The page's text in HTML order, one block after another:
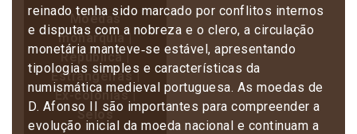
Moedas
monarquia |
República |
Estrangeiras |
Ex-colónias |
Selos
reinado tenha sido marcado por conflitos internos
e disputas com a nobreza e o clero, a circulação
monetária manteve‑se estável, apresentando
tipologias simples e características da
numismática medieval portuguesa. As moedas de
D. Afonso II são importantes para compreender a
evolução inicial da moeda nacional e continuam a